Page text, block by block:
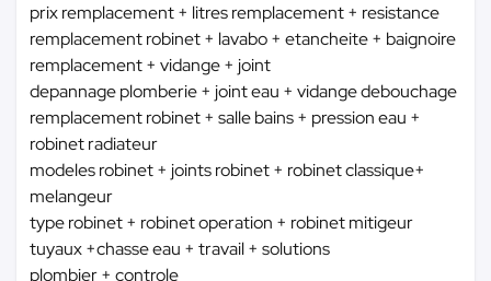
prix remplacement + litres remplacement + resistance
remplacement robinet + lavabo + etancheite + baignoire
remplacement + vidange + joint
depannage plomberie + joint eau + vidange debouchage
remplacement robinet + salle bains + pression eau +
robinet radiateur
modeles robinet + joints robinet + robinet classique+
melangeur
type robinet + robinet operation + robinet mitigeur
tuyaux +chasse eau + travail + solutions
plombier + controle